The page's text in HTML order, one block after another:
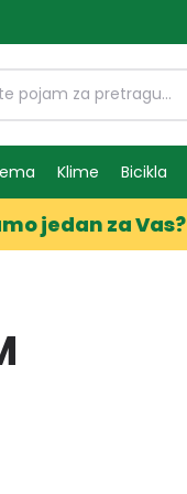
Klime Bicikla
jedan za Vas?